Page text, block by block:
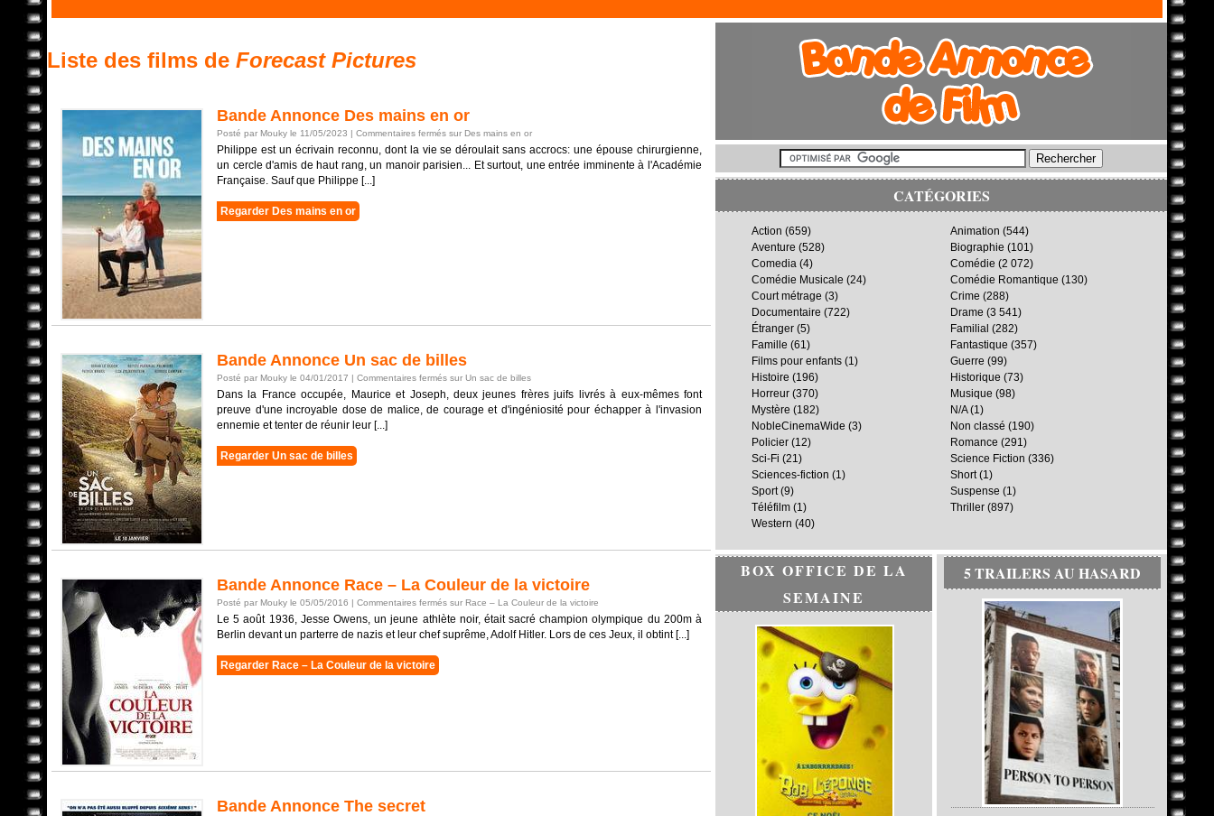
Liste des films de Forecast Pictures
Bande Annonce Des mains en or
Posté par Mouky le 11/05/2023 | Commentaires fermés sur Des mains en or
Philippe est un écrivain reconnu, dont la vie se déroulait sans accrocs: une épouse chirurgienne,
un cercle d'amis de haut rang, un manoir parisien... Et surtout, une entrée imminente à l'Académie
Française. Sauf que Philippe [...]
Regarder Des mains en or
Bande Annonce Un sac de billes
Posté par Mouky le 04/01/2017 | Commentaires fermés sur Un sac de billes
Dans la France occupée, Maurice et Joseph, deux jeunes frères juifs livrés à eux-mêmes font
preuve d'une incroyable dose de malice, de courage et d'ingéniosité pour échapper à l'invasion
ennemie et tenter de réunir leur [...]
Regarder Un sac de billes
Bande Annonce Race – La Couleur de la victoire
Posté par Mouky le 05/05/2016 | Commentaires fermés sur Race – La Couleur de la victoire
Le 5 août 1936, Jesse Owens, un jeune athlète noir, était sacré champion olympique du 200m à
Berlin devant un parterre de nazis et leur chef suprême, Adolf Hitler. Lors de ces Jeux, il obtint [...]
Regarder Race – La Couleur de la victoire
Bande Annonce The secret
CATÉGORIES
Action (659) Animation (544)
Aventure (528) Biographie (101)
Comedia (4) Comédie (2 072)
Comédie Musicale (24) Comédie Romantique (130)
Court métrage (3) Crime (288)
Documentaire (722) Drame (3 541)
Étranger (5) Familial (282)
Famille (61) Fantastique (357)
Films pour enfants (1) Guerre (99)
Histoire (196) Historique (73)
Horreur (370) Musique (98)
Mystère (182) N/A(1)
NobleCinemaWide (3) Non classé (190)
Policier (12) Romance (291)
Sci-Fi (21) Science Fiction (336)
Sciences-fiction (1) Short(1)
Sport(9) Suspense (1)
Téléfilm (1) Thriller (897)
Western (40)
BOX OFFICE DE LA
SEMAINE
5 TRAILERS AU HASARD